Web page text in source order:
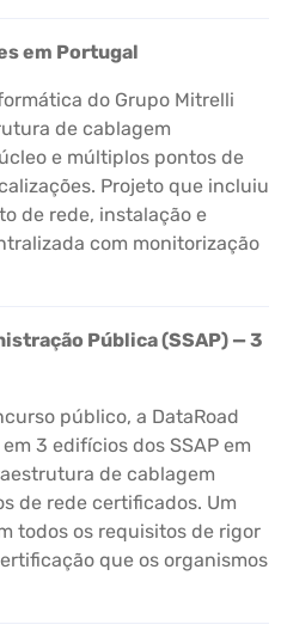
em Portugal
do Grupo Mitrelli
de cablagem
e múltiplos pontos de
Projeto que incluiu
de rede, instalação e
com monitorização
Pública (SSAP) — 3
público, a DataRoad
3 edifícios dos SSAP em
de cablagem
de rede certificados. Um
todos os requisitos de rigor
que os organismos